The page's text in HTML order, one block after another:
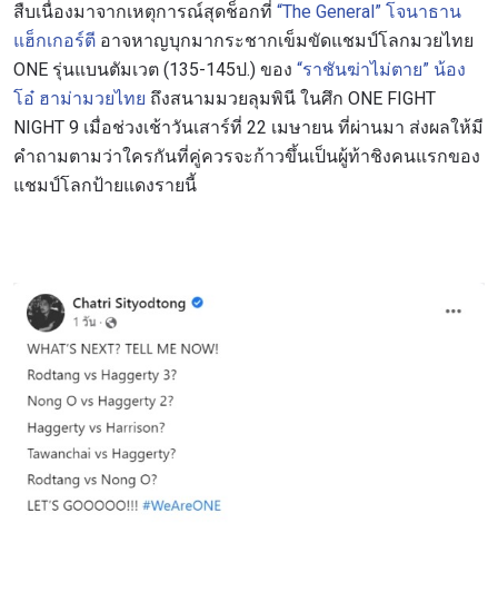
สืบเนื่องมาจากเหตุการณ์สุดช็อกที่ “The General” โจนาธาน
แฮ็กเกอร์ตี อาจหาญบุกมากระชากเข็มขัดแชมป์โลกมวยไทย
ONE รุ่นแบนตัมเวต (135-145ป.) ของ “ราชันฆ่าไม่ตาย” น้อง
โอ๋ ฮาม่ามวยไทย ถึงสนามมวยลุมพินี ในศึก ONE FIGHT
NIGHT 9 เมื่อช่วงเช้าวันเสาร์ที่ 22 เมษายน ที่ผ่านมา ส่งผลให้มี
คำถามตามว่าใครกันที่คู่ควรจะก้าวขึ้นเป็นผู้ท้าชิงคนแรกของ
แชมป์โลกป้ายแดงรายนี้